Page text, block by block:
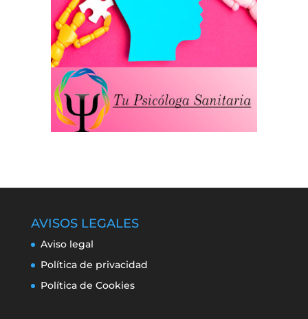
AVISOS LEGALES
Aviso legal
Política de privacidad
Política de Cookies